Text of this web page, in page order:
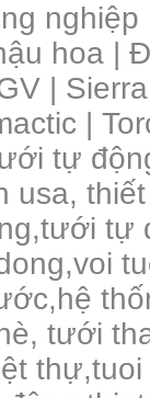
hoa |
|
|
tự
usa,
tự
tưới
thự,tuoi